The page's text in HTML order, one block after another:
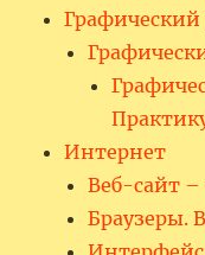
Графический
Интернет
Веб-сайт –
Браузеры.